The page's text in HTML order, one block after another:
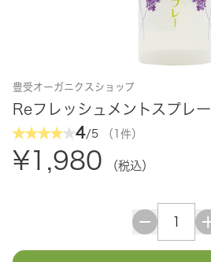
豊受オーガニクスショップ
Reフレッシュメントスプレー
4/5 （1件）
¥1,980 （税込）